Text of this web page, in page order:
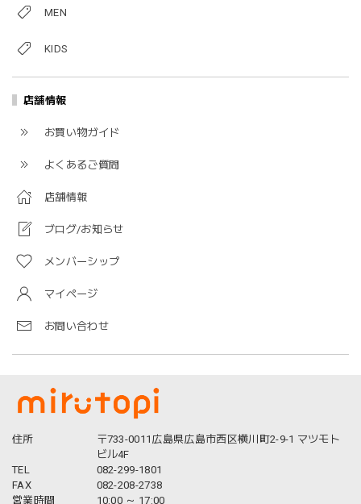
MEN
KIDS
店舗情報
お買い物ガイド
よくあるご質問
店舗情報
ブログ/お知らせ
メンバーシップ
マイページ
お問い合わせ
住所
〒733-0011広島県広島市西区横川町2-9-1 マツモト
ビル4F
TEL
082-299-1801
FAX
082-208-2738
営業時間
10:00 ～ 17:00